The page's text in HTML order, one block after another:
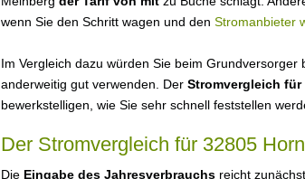
wenn Sie den Schritt wagen und den Stromanbieter
Im Vergleich dazu würden Sie beim
anderweitig gut verwenden. Der Stromvergleich für
bewerkstelligen, wie Sie sehr schnell feststellen
Der Stromvergleich für 32805
Die Eingabe des Jahresverbrauchs reicht